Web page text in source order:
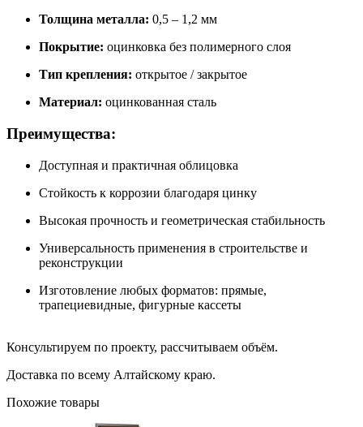
Толщина металла: 0,5 – 1,2 мм
Покрытие: оцинковка без полимерного слоя
Тип крепления: открытое / закрытое
Материал: оцинкованная сталь
Преимущества:
Доступная и практичная облицовка
Стойкость к коррозии благодаря цинку
Высокая прочность и геометрическая стабильность
Универсальность применения в строительстве и
реконструкции
Изготовление любых форматов: прямые,
трапециевидные, фигурные кассеты
Консультируем по проекту, рассчитываем объём.
Доставка по всему Алтайскому краю.
Похожие товары